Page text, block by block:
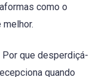
como o
que desperdiçá-
quando